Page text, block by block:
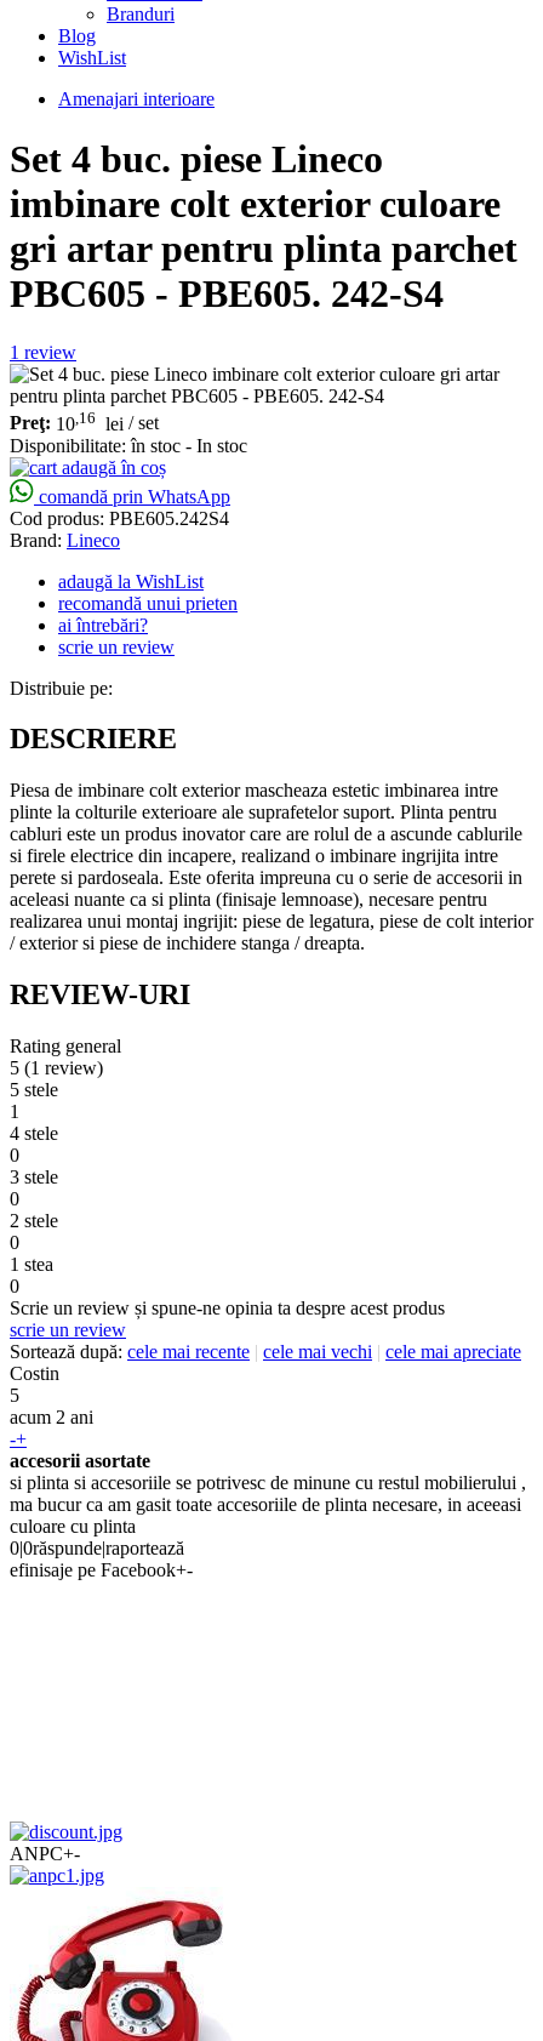
Branduri
Blog
WishList
Amenajari interioare
Set 4 buc. piese Lineco
imbinare colt exterior culoare
gri artar pentru plinta parchet
PBC605 - PBE605. 242-S4
1 review
Preţ: 10 ,16 lei / set
Disponibilitate: în stoc - In stoc
adaugă în coș
comandă prin WhatsApp
Cod produs: PBE605.242S4
Brand: Lineco
adaugă la WishList
recomandă unui prieten
ai întrebări?
scrie un review
Distribuie pe:
DESCRIERE
Piesa de imbinare colt exterior mascheaza estetic imbinarea intre
plinte la colturile exterioare ale suprafetelor suport. Plinta pentru
cabluri este un produs inovator care are rolul de a ascunde cablurile
si firele electrice din incapere, realizand o imbinare ingrijita intre
perete si pardoseala. Este oferita impreuna cu o serie de accesorii in
aceleasi nuante ca si plinta (finisaje lemnoase), necesare pentru
realizarea unui montaj ingrijit: piese de legatura, piese de colt interior
/ exterior si piese de inchidere stanga / dreapta.
REVIEW-URI
Rating general
5 (1 review)
5 stele
1
4 stele
0
3 stele
0
2 stele
0
1 stea
0
Scrie un review și spune-ne opinia ta despre acest produs
scrie un review
Sortează după: cele mai recente | cele mai vechi | cele mai apreciate
Costin
5
acum 2 ani
-+
accesorii asortate
si plinta si accesoriile se potrivesc de minune cu restul mobilierului ,
ma bucur ca am gasit toate accesoriile de plinta necesare, in aceeasi
culoare cu plinta
0|0răspunde|raportează
efinisaje pe Facebook+-
ANPC+-